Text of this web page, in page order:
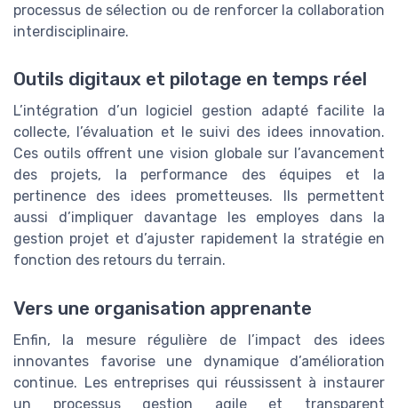
processus de sélection ou de renforcer la collaboration
interdisciplinaire.
Outils digitaux et pilotage en temps réel
L’intégration d’un logiciel gestion adapté facilite la
collecte, l’évaluation et le suivi des idees innovation.
Ces outils offrent une vision globale sur l’avancement
des projets, la performance des équipes et la
pertinence des idees prometteuses. Ils permettent
aussi d’impliquer davantage les employes dans la
gestion projet et d’ajuster rapidement la stratégie en
fonction des retours du terrain.
Vers une organisation apprenante
Enfin, la mesure régulière de l’impact des idees
innovantes favorise une dynamique d’amélioration
continue. Les entreprises qui réussissent à instaurer
un processus gestion agile et transparent